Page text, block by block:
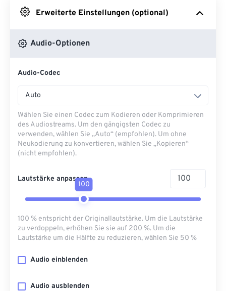
Erweiterte Einstellungen (optional)
Audio-Optionen
Audio-Codec
Auto
Wählen Sie einen Codec zum Kodieren oder Komprimieren
des Audiostreams. Um den gängigsten Codec zu
verwenden, wählen Sie „Auto“ (empfohlen). Um ohne
Neukodierung zu konvertieren, wählen Sie „Kopieren“
(nicht empfohlen).
Lautstärke anpassen
100
100 % entspricht der Originallautstärke. Um die Lautstärke
zu verdoppeln, erhöhen Sie sie auf 200 %. Um die
Lautstärke um die Hälfte zu reduzieren, wählen Sie 50 %
Audio einblenden
Audio ausblenden